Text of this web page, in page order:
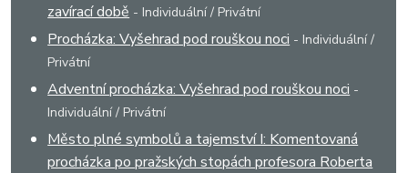
zavírací době - Individuální / Privátní
Procházka: Vyšehrad pod rouškou noci - Individuální /
Privátní
Adventní procházka: Vyšehrad pod rouškou noci -
Individuální / Privátní
Město plné symbolů a tajemství I: Komentovaná
procházka po pražských stopách profesora Roberta